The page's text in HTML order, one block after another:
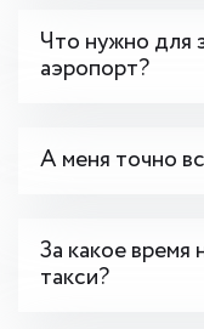
Что нужно для
аэропорт?
А меня точно
За какое время
такси?